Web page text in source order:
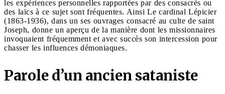
les expériences personnelles rapportées par des consacrés ou
des laïcs à ce sujet sont fréquentes. Ainsi Le cardinal Lépicier
(1863-1936), dans un ses ouvrages consacré au culte de saint
Joseph, donne un aperçu de la manière dont les missionnaires
invoquaient fréquemment et avec succès son intercession pour
chasser les influences démoniaques.
Parole d’un ancien sataniste